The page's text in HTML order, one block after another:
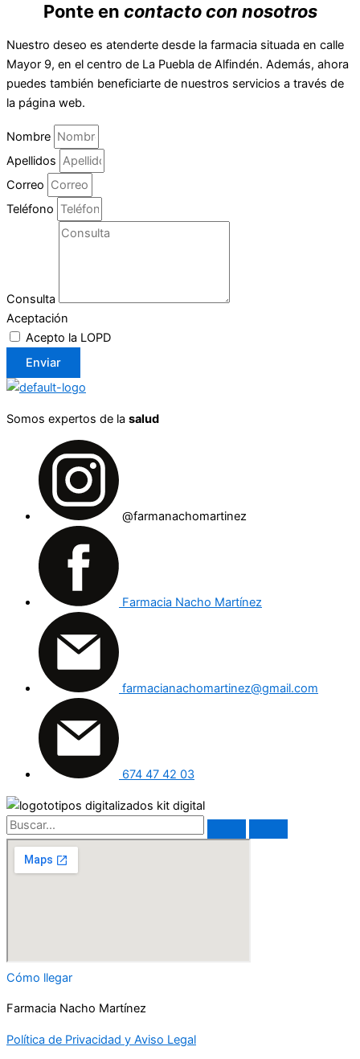
Ponte en contacto con nosotros
Nuestro deseo es atenderte desde la farmacia situada en calle
Mayor 9, en el centro de La Puebla de Alfindén. Además, ahora
puedes también beneficiarte de nuestros servicios a través de
la página web.
Nombre
Apellidos
Correo
Teléfono
Consulta
Aceptación
Acepto la LOPD
Enviar
Somos expertos de la salud
@farmanachomartinez
Farmacia Nacho Martínez
farmacianachomartinez@gmail.com
674 47 42 03
Cómo llegar
Farmacia Nacho Martínez
Política de Privacidad y Aviso Legal